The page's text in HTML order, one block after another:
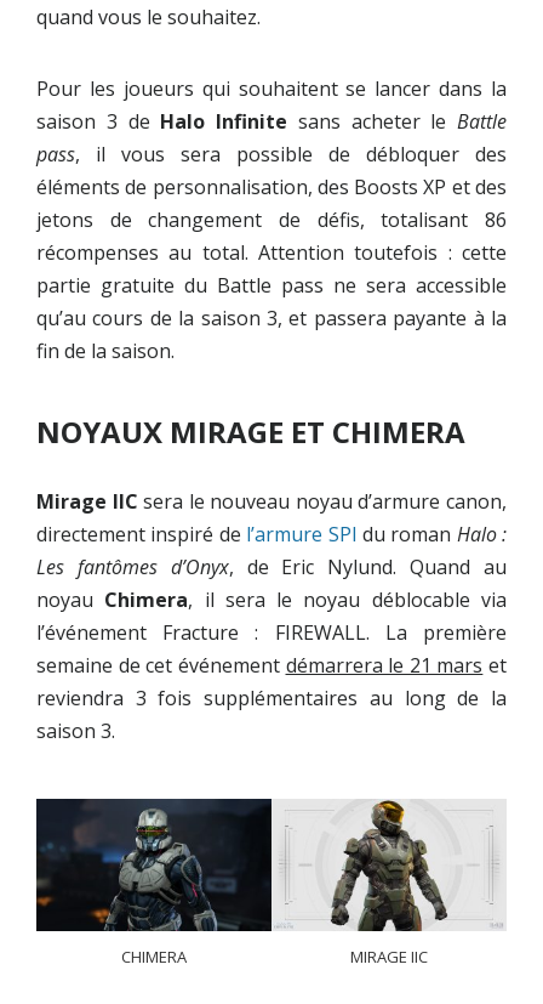
quand vous le souhaitez.
Pour les joueurs qui souhaitent se lancer dans la
saison 3 de Halo Infinite sans acheter le Battle
pass, il vous sera possible de débloquer des
éléments de personnalisation, des Boosts XP et des
jetons de changement de défis, totalisant 86
récompenses au total. Attention toutefois : cette
partie gratuite du Battle pass ne sera accessible
qu’au cours de la saison 3, et passera payante à la
fin de la saison.
NOYAUX MIRAGE ET CHIMERA
Mirage IIC sera le nouveau noyau d’armure canon,
directement inspiré de l’armure SPI du roman Halo :
Les fantômes d’Onyx, de Eric Nylund. Quand au
noyau Chimera, il sera le noyau déblocable via
l’événement Fracture : FIREWALL. La première
semaine de cet événement démarrera le 21 mars et
reviendra 3 fois supplémentaires au long de la
saison 3.
CHIMERA MIRAGE IIC